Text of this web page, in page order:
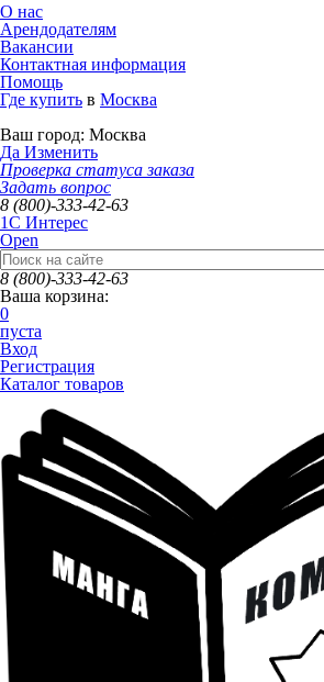
О нас
Арендодателям
Вакансии
Контактная информация
Помощь
Где купить в Москва
Ваш город: Москва
Да Изменить
Проверка статуса заказа
Задать вопрос
8 (800)-333-42-63
1C Интерес
Open
8 (800)-333-42-63
Ваша корзина:
0
пуста
Вход
Регистрация
Каталог товаров